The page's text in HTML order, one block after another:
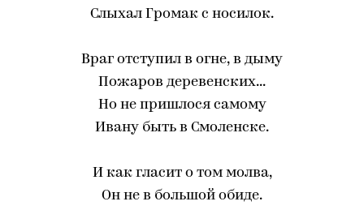
Слыхал Громак с носилок.
Враг отступил в огне, в дыму
Пожаров деревенских...
Но не пришлося самому
Ивану быть в Смоленске.
И как гласит о том молва,
Он не в большой обиде.